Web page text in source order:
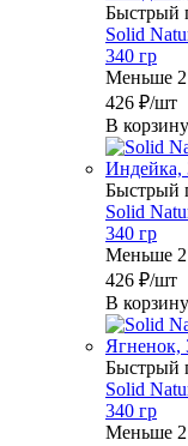
Быстрый
Solid
340 гр
Меньше 2
426 ₽/шт
В корзину
Быстрый
Solid
340 гр
Меньше 2
426 ₽/шт
В корзину
Быстрый
Solid
340 гр
Меньше 2